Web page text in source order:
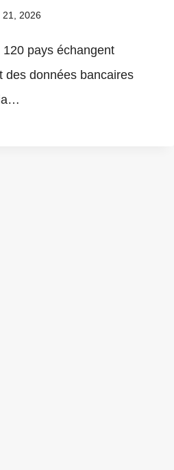
21, 2026
pays échangent
des données bancaires